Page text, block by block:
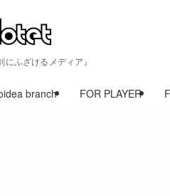
ふざけるメディア』
branch FOR PLAYER